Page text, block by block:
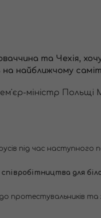
та Чехія,
на найближчому
міністр
під час наступного
для
протестувальників та